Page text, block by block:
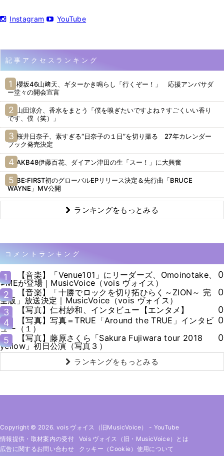
Instagram YouTube
記事アクセスランキング
櫻坂46山﨑天、ギターかき鳴らし「行くぞー！」 応援アンバサダ
ー堂々の開会宣言
山田涼介、香水をまとう「僕を嗅ぎたいですよね？すごくいい香り
です、僕（笑）」
桜井日奈子、素すぎる“日奈子の１日”を切り撮る 27年カレンダー
ブック発売決定
AKB48伊藤百花、ダイアン津田の生「スー！」に大興奮
BE:FIRST初のグローバルEPリリース決定＆先行曲「BRUCE
WAYNE」MV公開
ランキングをもっとみる
コメントランキング
1
【音楽】「Venue101」にリーダーズ、Omoinotake、
≠MEが登場｜MusicVoice（vois ヴォイス）
0
2
【音楽】「十勝でロックを切り拓ひらく～ZION～ 完
全版」放送決定｜MusicVoice（vois ヴォイス）
0
3
【写真】仁村紗和、インタビュー【エンタメ】
0
4
【写真】写真＝TRUE「Around the TRUE」インタビ
ュー（１）
0
5
【写真】藤原さくら「Sakura Fujiwara tour 2018
yellow」初日公演（写真３）
0
ランキングをもっとみる
Copyright © 2026. vois ヴォイス（旧MusicVoice） - YouTube
情報提供・取材案内の受付
Vois ヴォイス（旧・MusicVoice）とは
広告に関するお問い合わせ
クッキー（cookie）使用について